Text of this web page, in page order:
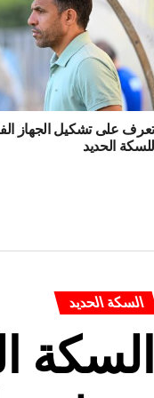
تعرف على تشكيل الجهاز
للسكة الحديد
السكة الحديد
السكة